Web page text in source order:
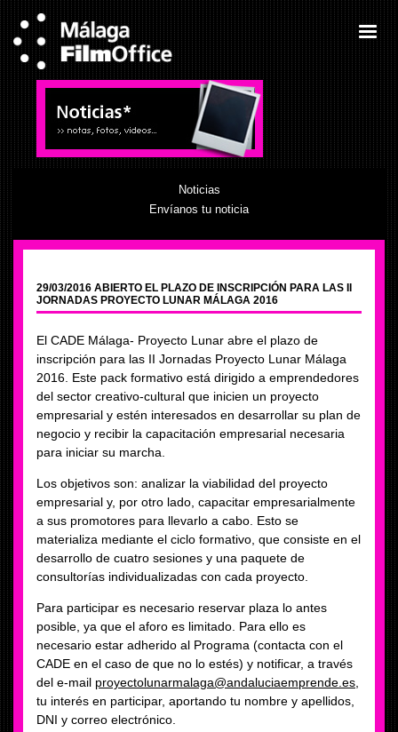
Noticias
Envíanos tu noticia
29/03/2016 ABIERTO EL PLAZO DE INSCRIPCIÓN PARA LAS II
JORNADAS PROYECTO LUNAR MÁLAGA 2016
El CADE Málaga- Proyecto Lunar abre el plazo de
inscripción para las II Jornadas Proyecto Lunar Málaga
2016. Este pack formativo está dirigido a emprendedores
del sector creativo-cultural que inicien un proyecto
empresarial y estén interesados en desarrollar su plan de
negocio y recibir la capacitación empresarial necesaria
para iniciar su marcha.
Los objetivos son: analizar la viabilidad del proyecto
empresarial y, por otro lado, capacitar empresarialmente
a sus promotores para llevarlo a cabo. Esto se
materializa mediante el ciclo formativo, que consiste en el
desarrollo de cuatro sesiones y una paquete de
consultorías individualizadas con cada proyecto.
Para participar es necesario reservar plaza lo antes
posible, ya que el aforo es limitado. Para ello es
necesario estar adherido al Programa (contacta con el
CADE en el caso de que no lo estés) y notificar, a través
del e-mail proyectolunarmalaga@andaluciaemprende.es
tu interés en participar, aportando tu nombre y apellidos,
DNI y correo electrónico.